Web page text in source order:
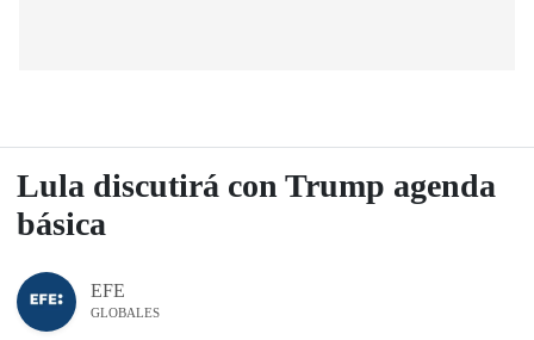
Lula discutirá con Trump agenda
básica
EFE
GLOBALES